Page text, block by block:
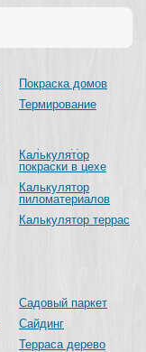
Садовый паркет
Сайдинг
Терраса дерево
Покраска домов
Термирование
Калькулятор
покраски в цехе
Калькулятор
пиломатериалов
Калькулятор террас